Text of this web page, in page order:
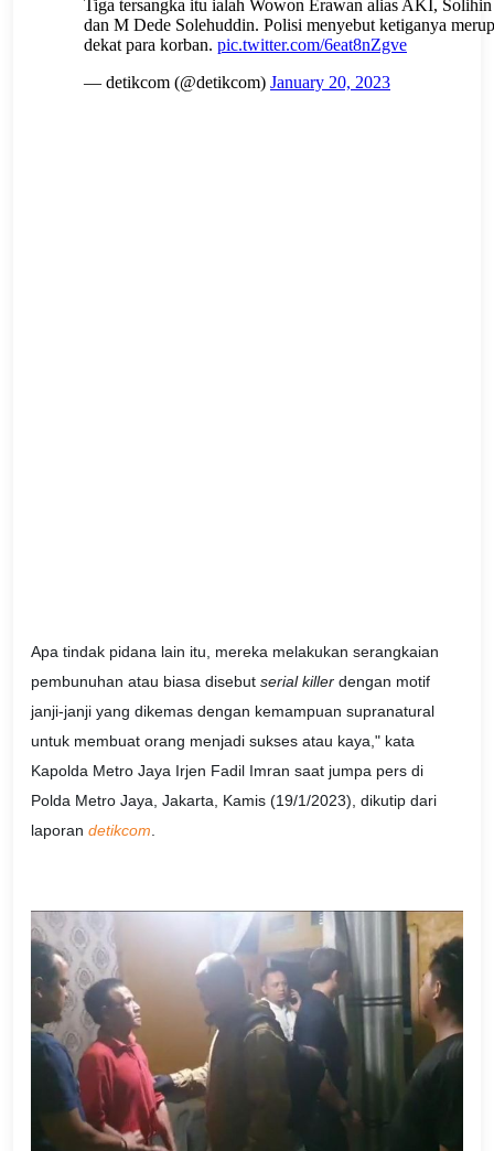
Apa tindak pidana lain itu, mereka melakukan serangkaian
pembunuhan atau biasa disebut serial killer dengan motif
janji-janji yang dikemas dengan kemampuan supranatural
untuk membuat orang menjadi sukses atau kaya," kata
Kapolda Metro Jaya Irjen Fadil Imran saat jumpa pers di
Polda Metro Jaya, Jakarta, Kamis (19/1/2023), dikutip dari
laporan detikcom